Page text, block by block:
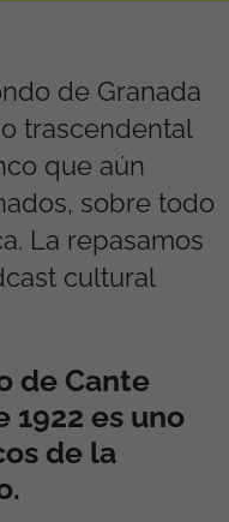
de Granada
trascendental
que aún
sobre todo
La repasamos
cultural
de Cante
1922 es uno
de la